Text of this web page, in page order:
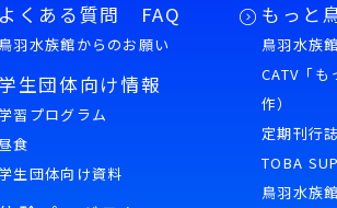
よくある質問 FAQ
鳥羽水族館からのお願い
学生団体向け情報
習プログラム
食
生団体向け資料
もっと
鳥羽水族
CATV「
作）
定期刊行
TOBA
鳥羽水族